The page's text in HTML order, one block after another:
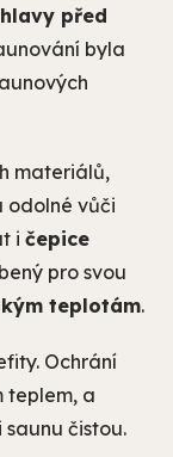
před
byla
materiálů,
odolné vůči
i čepice
pro svou
teplotám.
Ochrání
teplem, a
čistou.